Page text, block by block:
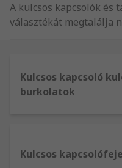
A kulcsos kapcsolók és
választékát megtalálja
kulcsos kapcsolókhoz
választékban talál
Kulcsos kapcsoló
burkolatok
Kulcsos